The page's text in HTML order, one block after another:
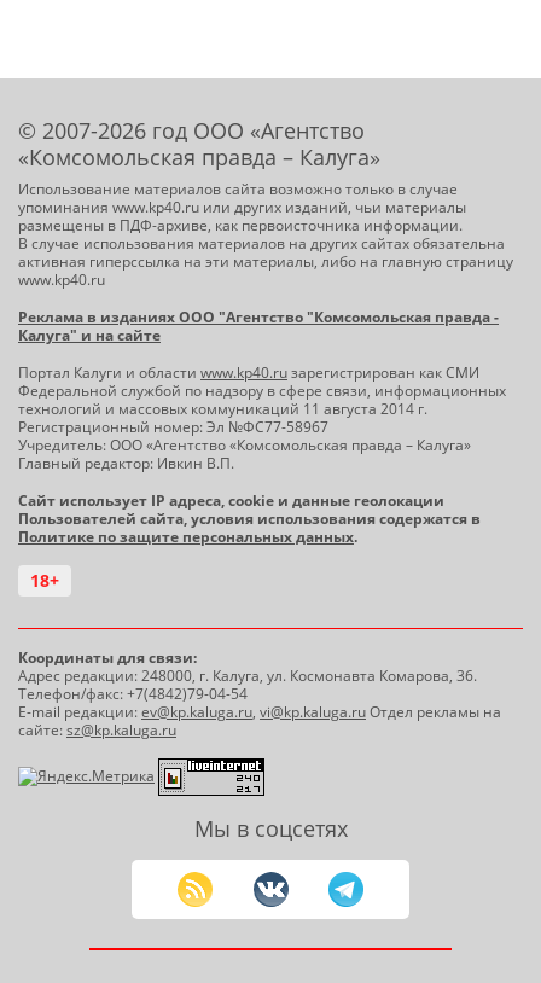
© 2007-2026 год ООО «Агентство
«Комсомольская правда – Калуга»
Использование материалов сайта возможно только в случае
упоминания www.kp40.ru или других изданий, чьи материалы
размещены в ПДФ-архиве, как первоисточника информации.
В случае использования материалов на других сайтах обязательна
активная гиперссылка на эти материалы, либо на главную страницу
www.kp40.ru
Реклама в изданиях ООО "Агентство "Комсомольская правда -
Калуга" и на сайте
Портал Калуги и области www.kp40.ruзарегистрирован как СМИ
Федеральной службой по надзору в сфере связи, информационных
технологий и массовых коммуникаций 11 августа 2014 г.
Регистрационный номер: Эл №ФС77-58967
Учредитель: ООО «Агентство «Комсомольская правда – Калуга»
Главный редактор: Ивкин В.П.
Сайт использует IP адреса, cookie и данные геолокации
Пользователей сайта, условия использования содержатся в
Политике по защите персональных данных.
18+
Координаты для связи:
Адрес редакции: 248000, г. Калуга, ул. Космонавта Комарова, 36.
Телефон/факс: +7(4842)79-04-54
E-mail редакции:ev@kp.kaluga.ru, vi@kp.kaluga.ruОтдел рекламы на
сайте:sz@kp.kaluga.ru
Мы в соцсетях